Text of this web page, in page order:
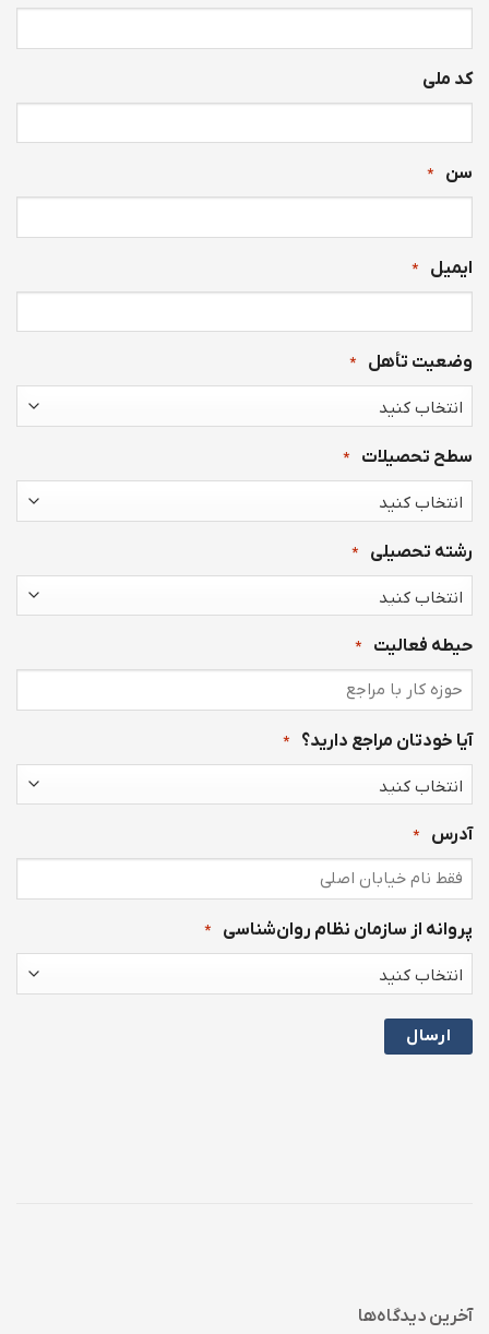
کد ملی
سن *
ایمیل *
وضعیت تأهل *
سطح تحصیلات *
رشته تحصیلی *
حیطه فعالیت *
آیا خودتان مراجع دارید؟ *
آدرس *
پروانه از سازمان نظام روان‌شناسی *
آخرین دیدگاه‌ها